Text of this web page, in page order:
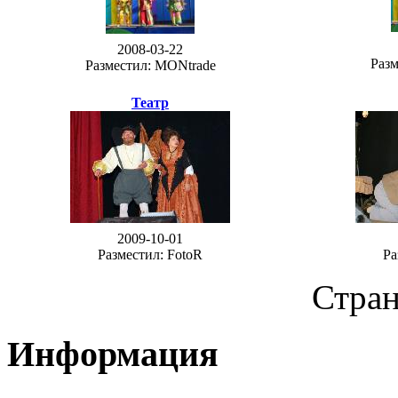
2008-03-22
Разместил: MONtrade
Театр
2009-10-01
Разместил: FotoR
Информация